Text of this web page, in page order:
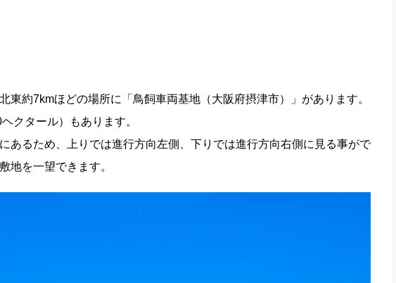
東約7kmほどの場所に「鳥飼車両基地（大阪府摂津市）」があります。
クタール）もあります。
あるため、上りでは進行方向左側、下りでは進行方向右側に見る事がで
地を一望できます。